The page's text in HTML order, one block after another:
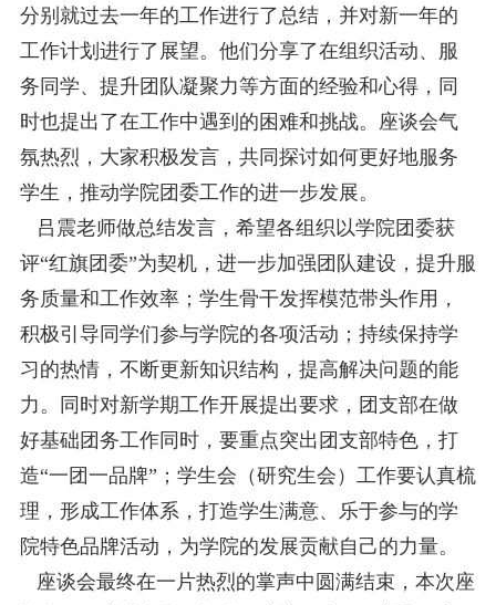
分别就过去一年的工作进行了总结，并对新一年的
工作计划进行了展望。他们分享了在组织活动、服
务同学、提升团队凝聚力等方面的经验和心得，同
时也提出了在工作中遇到的困难和挑战。座谈会气
氛热烈，大家积极发言，共同探讨如何更好地服务
学生，推动学院团委工作的进一步发展。
吕震老师做总结发言，希望各组织以学院团委获
评“红旗团委”为契机，进一步加强团队建设，提升服
务质量和工作效率；学生骨干发挥模范带头作用，
积极引导同学们参与学院的各项活动；持续保持学
习的热情，不断更新知识结构，提高解决问题的能
力。同时对新学期工作开展提出要求，团支部在做
好基础团务工作同时，要重点突出团支部特色，打
造“一团一品牌”；学生会（研究生会）工作要认真梳
理，形成工作体系，打造学生满意、乐于参与的学
院特色品牌活动，为学院的发展贡献自己的力量。
座谈会最终在一片热烈的掌声中圆满结束，本次座